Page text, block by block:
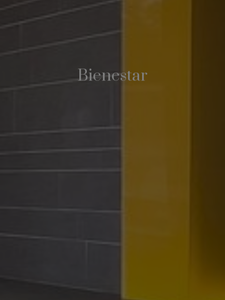
Bienestar